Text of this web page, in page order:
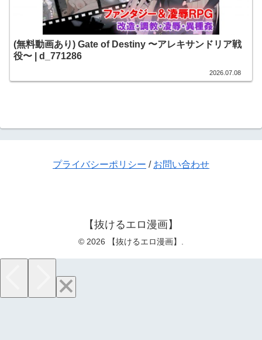
(無料動画あり) Gate of Destiny 〜アレキサンドリア戦
役〜 | d_771286
2026.07.08
プライバシーポリシー / お問い合わせ
【抜けるエロ漫画】
© 2026 【抜けるエロ漫画】.